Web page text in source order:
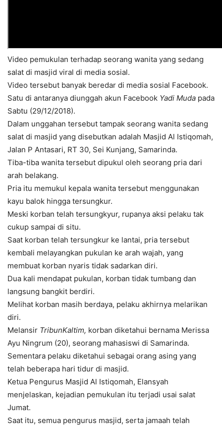
Video pemukulan terhadap seorang wanita yang sedang
salat di masjid viral di media sosial.
Video tersebut banyak beredar di media sosial Facebook.
Satu di antaranya diunggah akun Facebook ‎Yadi Muda‎ pada
Sabtu (29/12/2018).
Dalam unggahan tersebut tampak seorang wanita sedang
salat di masjid yang disebutkan adalah Masjid Al Istiqomah,
Jalan P Antasari, RT 30, Sei Kunjang, Samarinda.
Tiba-tiba wanita tersebut dipukul oleh seorang pria dari
arah belakang.
Pria itu memukul kepala wanita tersebut menggunakan
kayu balok hingga tersungkur.
Meski korban telah tersungkyur, rupanya aksi pelaku tak
cukup sampai di situ.
Saat korban telah tersungkur ke lantai, pria tersebut
kembali melayangkan pukulan ke arah wajah, yang
membuat korban nyaris tidak sadarkan diri.
Dua kali mendapat pukulan, korban tidak tumbang dan
langsung bangkit berdiri.
Melihat korban masih berdaya, pelaku akhirnya melarikan
diri.
Melansir TribunKaltim, korban diketahui bernama Merissa
Ayu Ningrum (20), seorang mahasiswi di Samarinda.
Sementara pelaku diketahui sebagai orang asing yang
telah beberapa hari tidur di masjid.
Ketua Pengurus Masjid Al Istiqomah, Elansyah
menjelaskan, kejadian pemukulan itu terjadi usai salat
Jumat.
Saat itu, semua pengurus masjid, serta jamaah telah